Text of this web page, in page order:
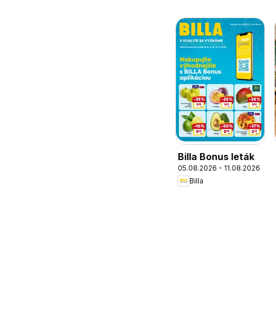
Billa Bonus leták
05.08.2026 - 11.08.2026
Billa